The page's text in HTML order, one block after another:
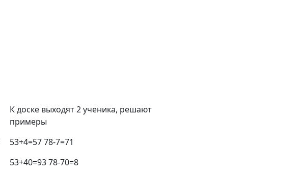
К доске выходят 2 ученика, решают
примеры
53+4=5778-7=71
53+40=9378-70=8